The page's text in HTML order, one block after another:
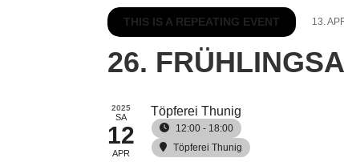
THIS IS A REPEATING EVENT 13.
26.
2025
SA
12
APR
Töpferei Thunig
12:00 - 18:00
Töpferei Thunig